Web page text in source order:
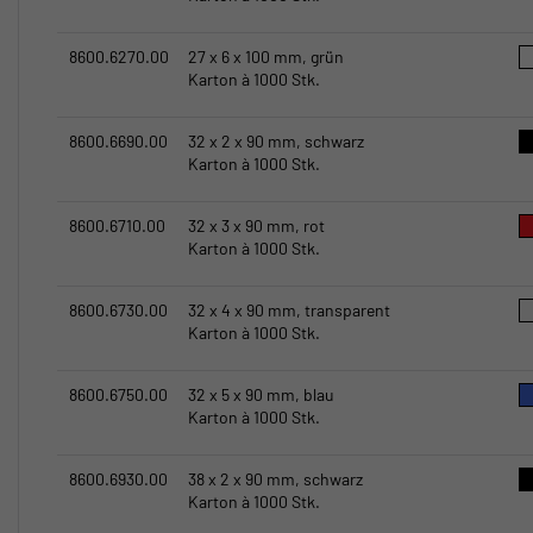
8600.6270.00
27 x 6 x 100 mm, grün
Karton à 1000 Stk.
8600.6690.00
32 x 2 x 90 mm, schwarz
Karton à 1000 Stk.
8600.6710.00
32 x 3 x 90 mm, rot
Karton à 1000 Stk.
8600.6730.00
32 x 4 x 90 mm, transparent
Karton à 1000 Stk.
8600.6750.00
32 x 5 x 90 mm, blau
Karton à 1000 Stk.
8600.6930.00
38 x 2 x 90 mm, schwarz
Karton à 1000 Stk.